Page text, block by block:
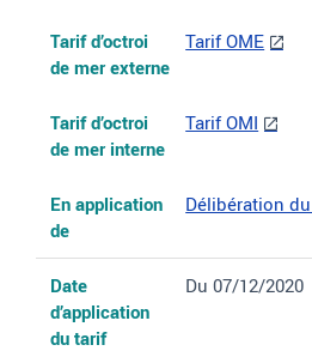
Tarif d’octroi
de mer externe
Tarif OME
Tarif d’octroi
de mer interne
Tarif OMI
En application
de
Délibération
Date
d’application
du tarif
Du 07/12/2020